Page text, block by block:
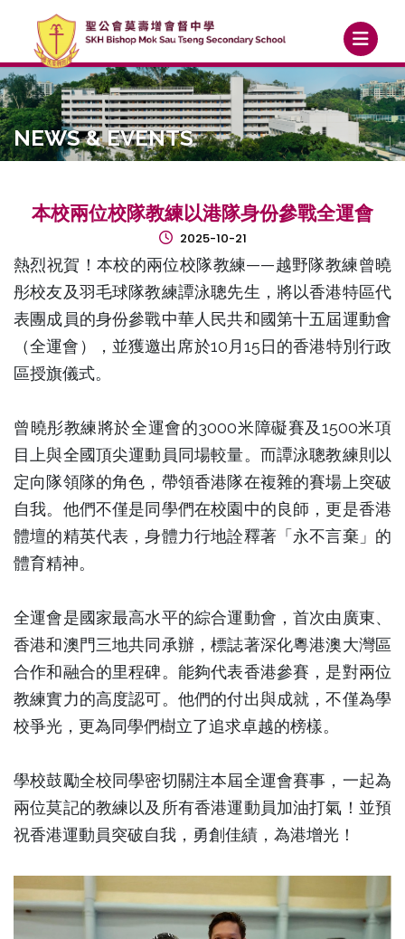
NEWS & EVENTS
本校兩位校隊教練以港隊身份參戰全運會
2025-10-21
熱烈祝賀！本校的兩位校隊教練——越野隊教練曾曉
彤校友及羽毛球隊教練譚泳聰先生，將以香港特區代
表團成員的身份參戰中華人民共和國第十五屆運動會
（全運會），並獲邀出席於10月15日的香港特別行政
區授旗儀式。
曾曉彤教練將於全運會的3000米障礙賽及1500米項
目上與全國頂尖運動員同場較量。而譚泳聰教練則以
定向隊領隊的角色，帶領香港隊在複雜的賽場上突破
自我。他們不僅是同學們在校園中的良師，更是香港
體壇的精英代表，身體力行地詮釋著「永不言棄」的
體育精神。
全運會是國家最高水平的綜合運動會，首次由廣東、
香港和澳門三地共同承辦，標誌著深化粵港澳大灣區
合作和融合的里程碑。能夠代表香港參賽，是對兩位
教練實力的高度認可。他們的付出與成就，不僅為學
校爭光，更為同學們樹立了追求卓越的榜樣。
學校鼓勵全校同學密切關注本屆全運會賽事，一起為
兩位莫記的教練以及所有香港運動員加油打氣！並預
祝香港運動員突破自我，勇創佳績，為港增光！